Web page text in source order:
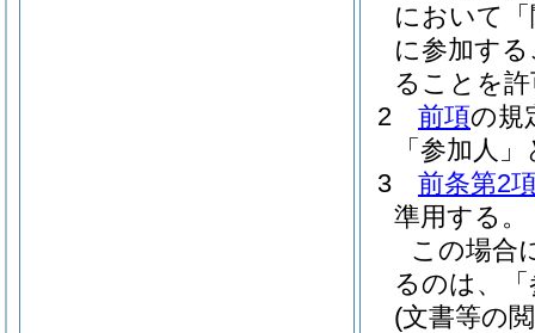
において
に参加す
ることを
2
前項の規
「参加人
3
前条第2
準用する。
この場合
るのは、
(文書等の